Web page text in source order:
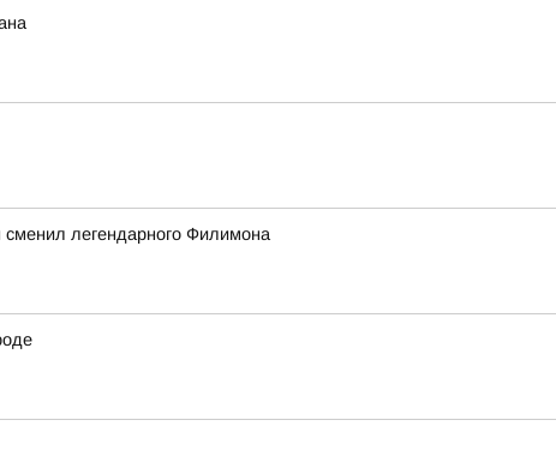
легендарного Филимона